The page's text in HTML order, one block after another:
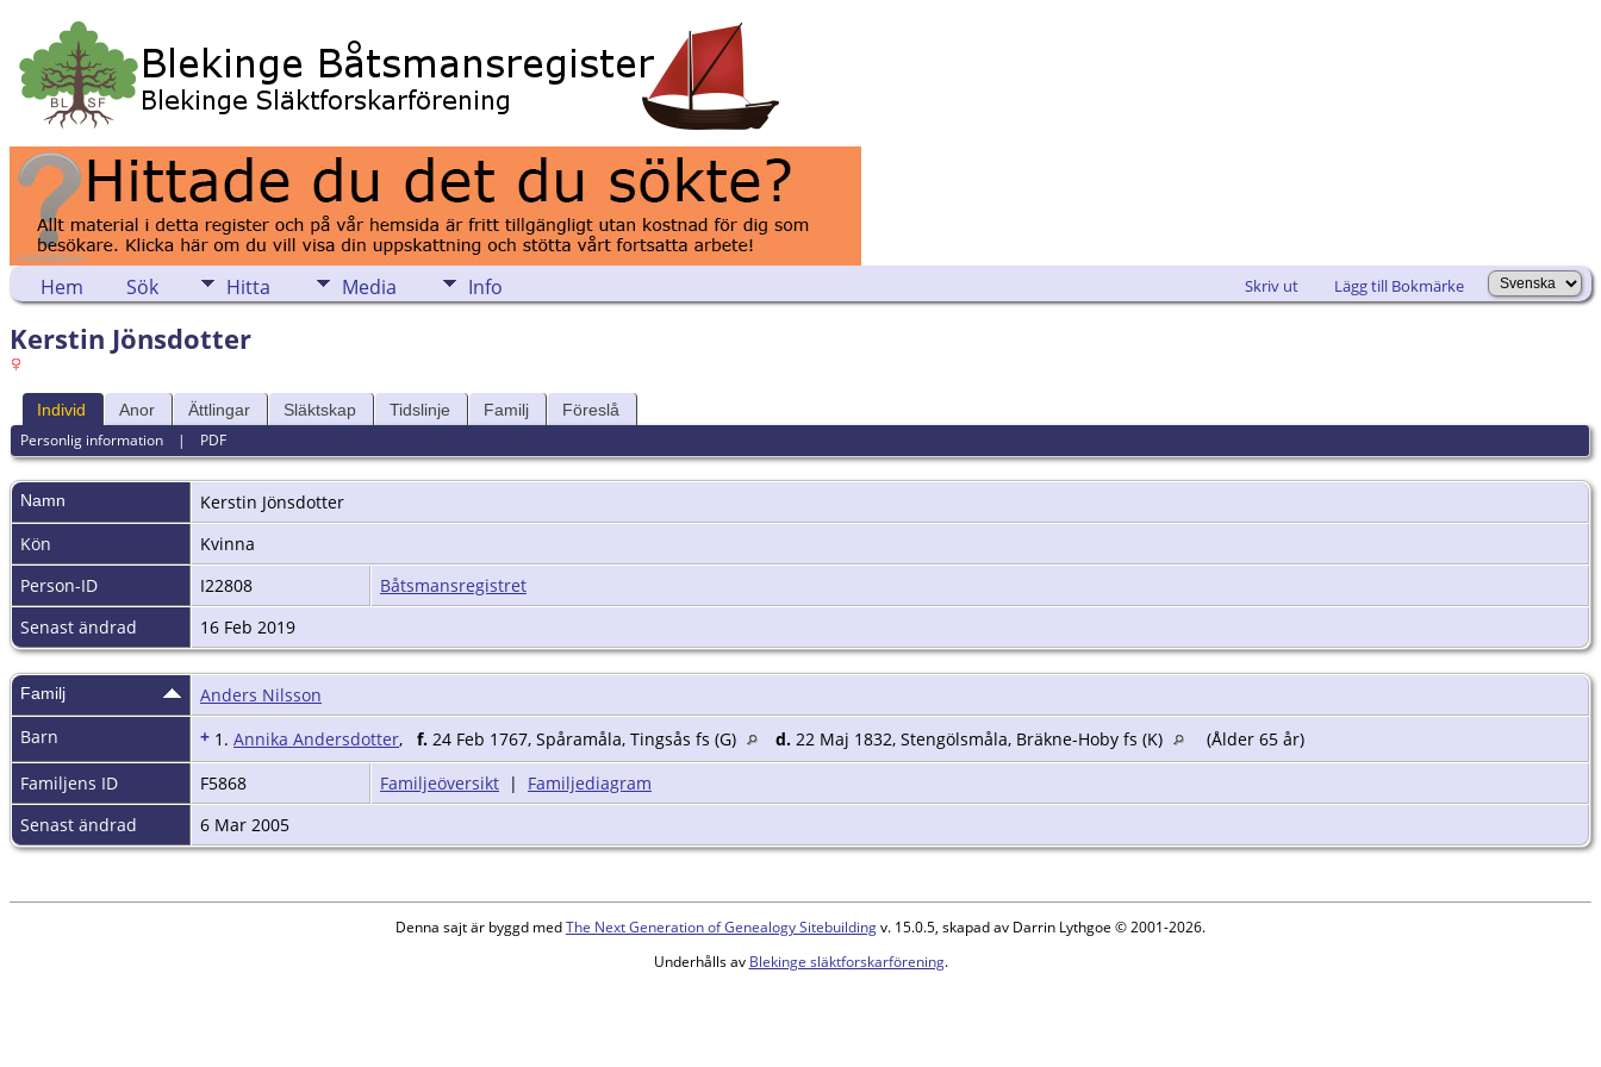
Hem Sök Hitta Media Info Skriv ut Lägg till Bokmärke
Kerstin Jönsdotter
Individ Anor Ättlingar Släktskap Tidslinje Familj Föreslå
Personlig information | PDF
Namn Kerstin Jönsdotter
Kön
Kvinna
Person-ID
I22808
Båtsmansregistret
Senast ändrad
16 Feb 2019
Familj
Anders Nilsson
Barn
+ 1. Annika Andersdotter, f. 24 Feb 1767, Spåramåla, Tingsås fs (G) d. 22 Maj 1832, Stengölsmåla, Bräkne-Hoby fs (K)
(Ålder 65 år)
Familjens ID
F5868 Familjeöversikt | Familjediagram
Senast ändrad
6 Mar 2005
Denna sajt är byggd medThe Next Generation of Genealogy Sitebuildingv. 15.0.5, skapad av Darrin Lythgoe © 2001-2026.
Underhålls av Blekinge släktforskarförening.